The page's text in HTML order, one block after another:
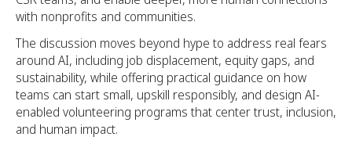
with nonprofits and communities.
The discussion moves beyond hype to address real fears
around AI, including job displacement, equity gaps, and
sustainability, while offering practical guidance on how
teams can start small, upskill responsibly, and design AI-
enabled volunteering programs that center trust, inclusion,
and human impact.